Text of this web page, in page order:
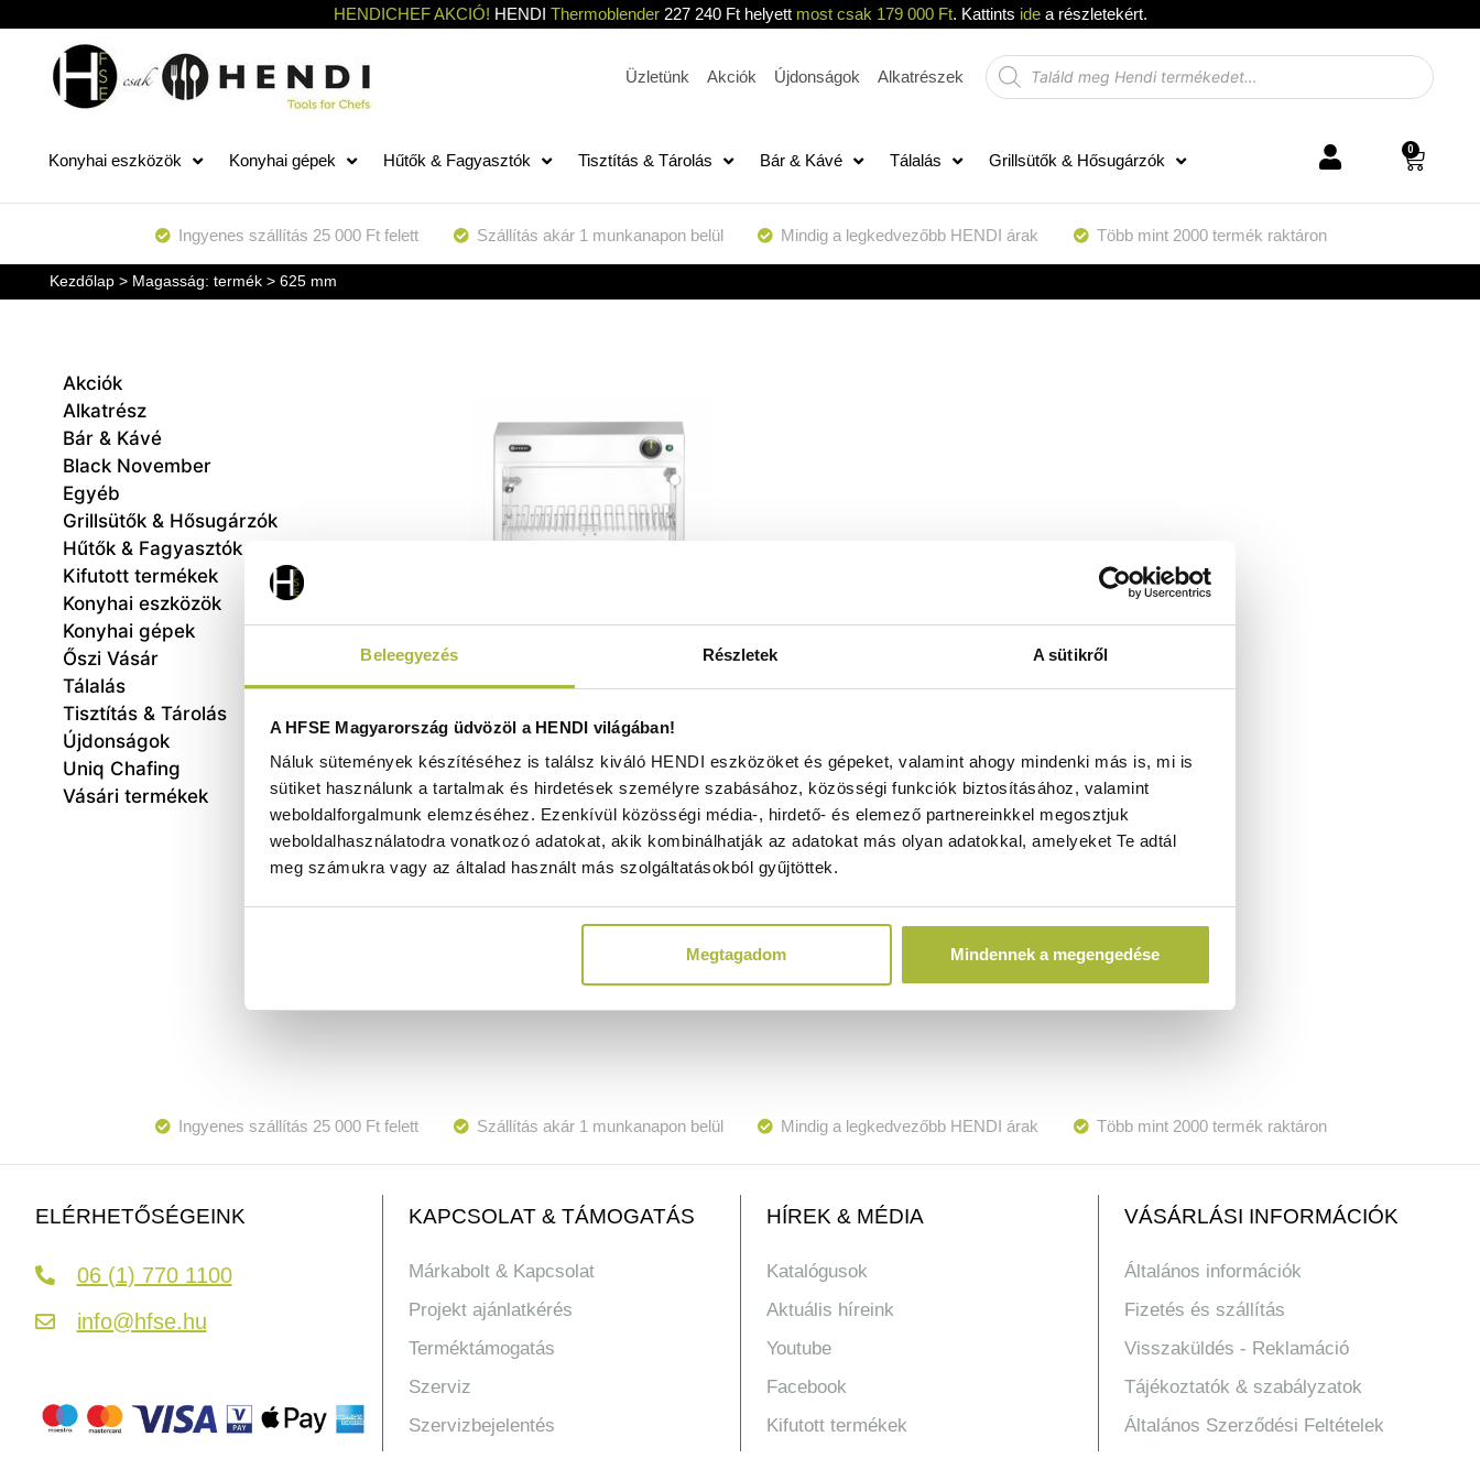
Beleegyezés Részletek A sütikről
A HFSE Magyarország üdvözöl a HENDI világában!
Náluk sütemények készítéséhez is találsz kiváló HENDI eszközöket és gépeket, valamint ahogy mindenki más is, mi is
sütiket használunk a tartalmak és hirdetések személyre szabásához, közösségi funkciók biztosításához, valamint
weboldalforgalmunk elemzéséhez. Ezenkívül közösségi média-, hirdető- és elemező partnereinkkel megosztjuk
weboldalhasználatodra vonatkozó adatokat, akik kombinálhatják az adatokat más olyan adatokkal, amelyeket Te adtál
meg számukra vagy az általad használt más szolgáltatásokból gyűjtöttek.
Megtagadom Mindennek a megengedése
HENDICHEF AKCIÓ! HENDI Thermoblender227 240 Ft helyett most csak 179 000 Ft. Kattints idea részletekért.
Üzletünk Akciók Újdonságok Alkatrészek
Konyhai eszközök Konyhai gépek Hűtők & Fagyasztók Tisztítás & Tárolás Bár & Kávé Tálalás Grillsütők & Hősugárzók
0
Ingyenes szállítás 25 000 Ft felett Szállítás akár 1 munkanapon belül Mindig a legkedvezőbb HENDI árak Több mint 2000 termék raktáron
Kezdőlap> Magasság: termék > 625 mm
Akciók
Alkatrész
Bár & Kávé
Black November
Egyéb
Grillsütők & Hősugárzók
Hűtők & Fagyasztók
Kifutott termékek
Konyhai eszközök
Konyhai gépek
Őszi Vásár
Tálalás
Tisztítás & Tárolás
Újdonságok
Uniq Chafing
Vásári termékek
Kés sterilizáló UV fertőtlenítő –
230V/25W, 510x160x(H)610mm -
HENDI 281246
Raktáron
59.441Ft+ ÁFA)
Ingyenes szállítás 25 000 Ft felett Szállítás akár 1 munkanapon belül Mindig a legkedvezőbb HENDI árak Több mint 2000 termék raktáron
ELÉRHETŐSÉGEINK
06 (1) 770 1100
info@hfse.hu
KAPCSOLAT & TÁMOGATÁS
Márkabolt & Kapcsolat
Projekt ajánlatkérés
Terméktámogatás
Szerviz
Szervizbejelentés
HÍREK & MÉDIA
Katalógusok
Aktuális híreink
Youtube
Facebook
Kifutott termékek
VÁSÁRLÁSI INFORMÁCIÓK
Általános információk
Fizetés és szállítás
Visszaküldés - Reklamáció
Tájékoztatók & szabályzatok
Általános Szerződési Feltételek